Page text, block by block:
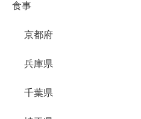
食事
京都府
兵庫県
千葉県